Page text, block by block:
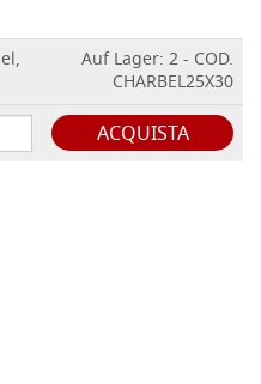
Auf Lager: 2 - COD.
CHARBEL25X30
ACQUISTA